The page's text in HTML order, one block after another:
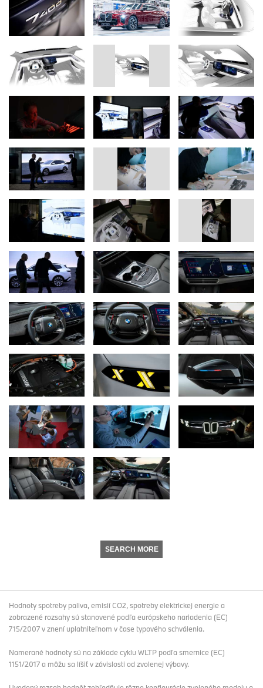
SEARCH MORE
Hodnoty spotreby paliva, emisií CO2, spotreby elektrickej energie a
zobrazené rozsahy sú stanovené podľa európskeho nariadenia (EC)
715/2007 v znení uplatniteľnom v čase typového schválenia.
Namerané hodnoty sú na základe cyklu WLTP podľa smernice (EC)
1151/2017 a môžu sa líšiť v závislosti od zvolenej výbavy.